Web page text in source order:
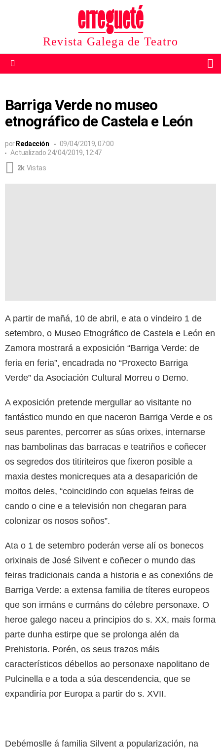
Revista Galega de Teatro
Barriga Verde no museo
etnográfico de Castela e León
por Redacción
09/04/2019, 07:00
Actualizado 24/04/2019, 12:47
2k Vistas
A partir de mañá, 10 de abril, e ata o vindeiro 1 de
setembro, o Museo Etnográfico de Castela e León en
Zamora mostrará a exposición “Barriga Verde: de
feria en feria”, encadrada no “Proxecto Barriga
Verde” da Asociación Cultural Morreu o Demo.
A exposición pretende mergullar ao visitante no
fantástico mundo en que naceron Barriga Verde e os
seus parentes, percorrer as súas orixes, internarse
nas bambolinas das barracas e teatriños e coñecer
os segredos dos titiriteiros que fixeron posible a
maxia destes monicreques ata a desaparición de
moitos deles, “coincidindo con aquelas feiras de
cando o cine e a televisión non chegaran para
colonizar os nosos soños”.
Ata o 1 de setembro poderán verse alí os bonecos
orixinais de José Silvent e coñecer o mundo das
feiras tradicionais canda a historia e as conexións de
Barriga Verde: a extensa familia de títeres europeos
que son irmáns e curmáns do célebre personaxe. O
heroe galego naceu a principios do s. XX, mais forma
parte dunha estirpe que se prolonga alén da
Prehistoria. Porén, os seus trazos máis
característicos débellos ao personaxe napolitano de
Pulcinella e a toda a súa descendencia, que se
expandiría por Europa a partir do s. XVII.
Debémoslle á familia Silvent a popularización, na